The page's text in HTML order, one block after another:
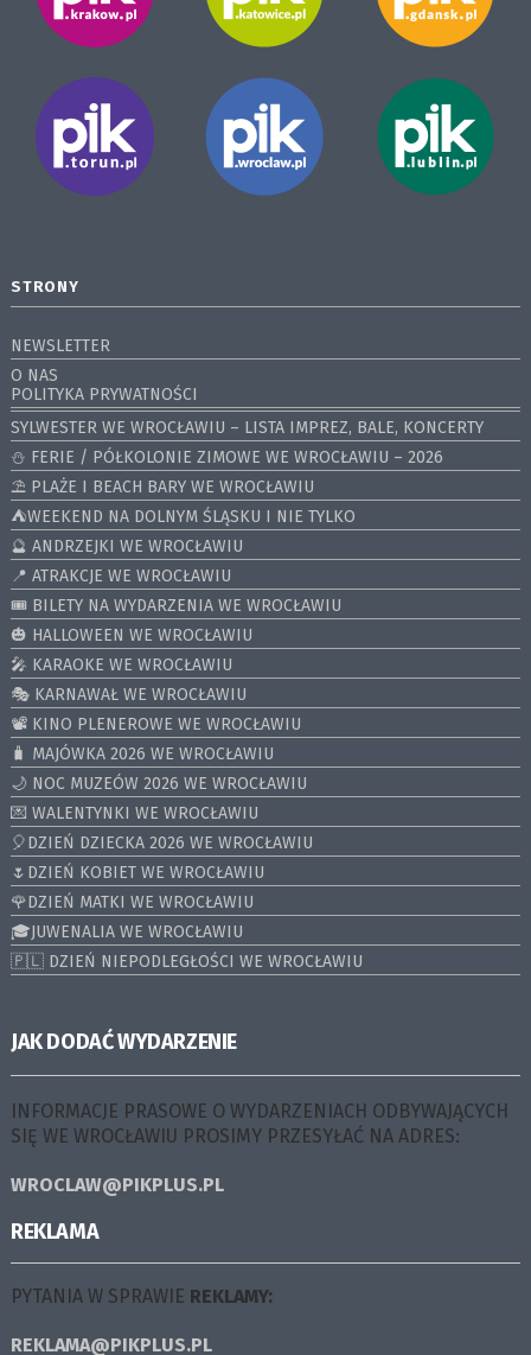
STRONY
NEWSLETTER
O NAS
POLITYKA PRYWATNOŚCI
SYLWESTER WE WROCŁAWIU – LISTA IMPREZ, BALE, KONCERTY
⛄️ FERIE / PÓŁKOLONIE ZIMOWE WE WROCŁAWIU – 2026
⛱️ PLAŻE I BEACH BARY WE WROCŁAWIU
⛺️WEEKEND NA DOLNYM ŚLĄSKU I NIE TYLKO
🔮 ANDRZEJKI WE WROCŁAWIU
📍 ATRAKCJE WE WROCŁAWIU
🎟️ BILETY NA WYDARZENIA WE WROCŁAWIU
🎃 HALLOWEEN WE WROCŁAWIU
🎤 KARAOKE WE WROCŁAWIU
🎭 KARNAWAŁ WE WROCŁAWIU
📽️ KINO PLENEROWE WE WROCŁAWIU
🧳 MAJÓWKA 2026 WE WROCŁAWIU
🌙 NOC MUZEÓW 2026 WE WROCŁAWIU
💌 WALENTYNKI WE WROCŁAWIU
🎈DZIEŃ DZIECKA 2026 WE WROCŁAWIU
🌷DZIEŃ KOBIET WE WROCŁAWIU
🌹DZIEŃ MATKI WE WROCŁAWIU
🎓JUWENALIA WE WROCŁAWIU
🇵🇱 DZIEŃ NIEPODLEGŁOŚCI WE WROCŁAWIU
JAK DODAĆ WYDARZENIE
INFORMACJE PRASOWE O WYDARZENIACH ODBYWAJĄCYCH
SIĘ WE WROCŁAWIU PROSIMY PRZESYŁAĆ NA ADRES:
WROCLAW@PIKPLUS.PL
REKLAMA
PYTANIA W SPRAWIE REKLAMY:
REKLAMA@PIKPLUS.PL